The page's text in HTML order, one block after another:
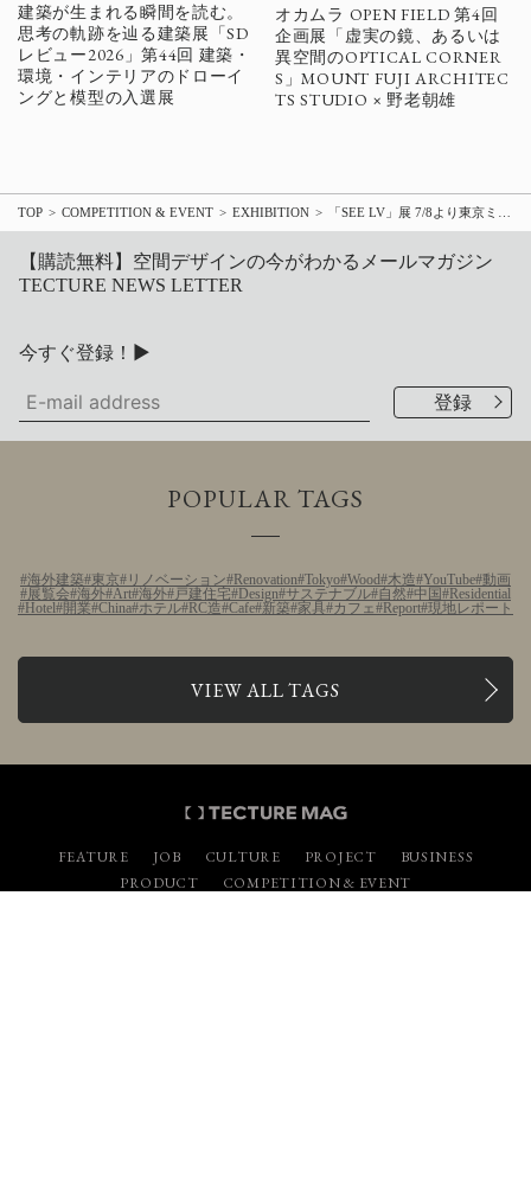
建築が生まれる瞬間を読む。
思考の軌跡を辿る建築展「SD
レビュー2026」第44回 建築・
環境・インテリアのドローイ
ングと模型の入選展
オカムラ OPEN FIELD 第4回
企画展「虚実の鏡、あるいは
異空間のOPTICAL CORNER
S」MOUNT FUJI ARCHITEC
TS STUDIO × 野老朝雄
TOP COMPETITION & EVENT EXHIBITION
【購読無料】空間デザインの今がわかるメールマガジン
TECTURE NEWS LETTER
今すぐ登録！▶
POPULAR TAGS
海外建築 東京 リノベーション Renovation Tokyo Wood 木造 YouTube 動画
展覧会 海外 Art 海外 戸建住宅 Design サステナブル 自然 中国 Residential
Hotel 開業 China ホテル RC造 Cafe 新築 家具 カフェ Report 現地レポート
VIEW ALL TAGS
FEATURE JOB CULTURE PROJECT
BUSINESS
PRODUCT
COMPETITION & EVENT